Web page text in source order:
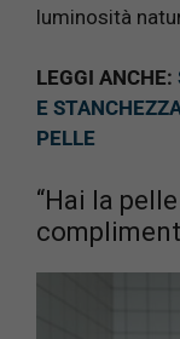
luminosità
LEGGI ANCHE:
E
PELLE
“Hai la